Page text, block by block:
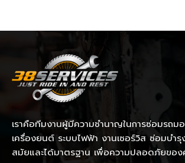
เราคือทีมงานผู้มีความชำนาญในการซ่อมรถม
เครื่องยนต์ ระบบไฟฟ้า งานเซอร์วิส ซ่อมบำ
สมัยและได้มาตรฐาน เพื่อความปลอดภัยขอ